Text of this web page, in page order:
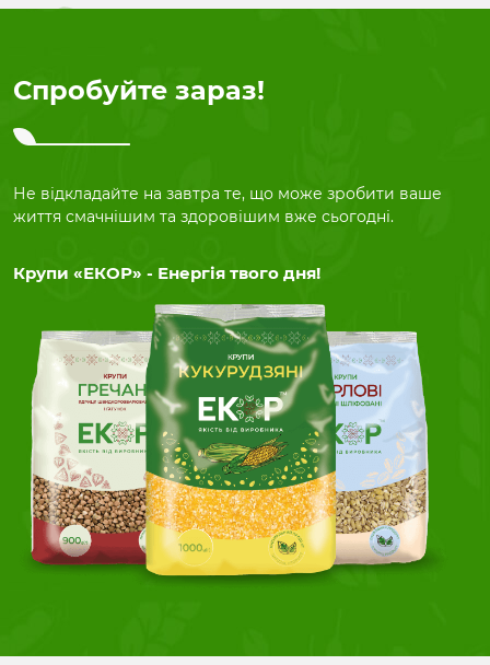
Спробуйте зараз!
Не відкладайте на завтра те, що може зробити ваше
життя смачнішим та здоровішим вже сьогодні.
Крупи «ЕКОР» - Енергія твого дня!